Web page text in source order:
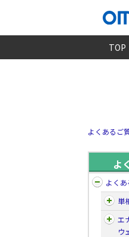
TOP
よくあるご
よ
よく
単
エ
ウ